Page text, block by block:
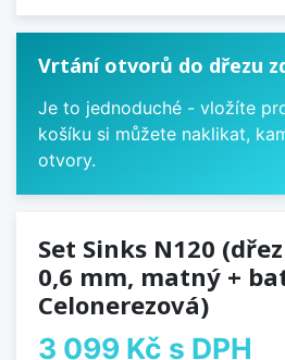
Vrtání otvorů do dřezu
Je to jednoduché - vložíte
košíku si můžete naklikat,
otvory.
Set Sinks N120
0,6 mm, matný +
Celonerezová)
3 099 Kč s DPH